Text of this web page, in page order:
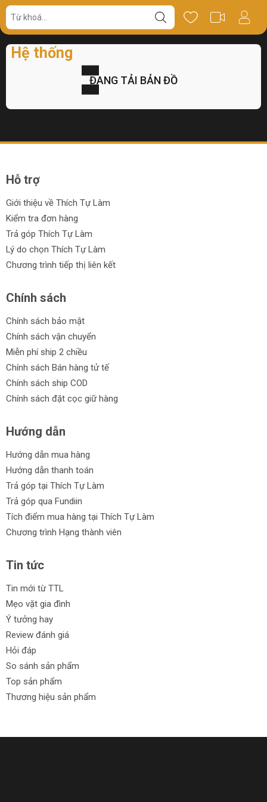
Hệ thống
ĐANG TẢI BẢN ĐỒ
Hỗ trợ
Giới thiệu về Thích Tự Làm
Kiểm tra đơn hàng
Trả góp Thích Tự Làm
Lý do chọn Thích Tự Làm
Chương trình tiếp thị liên kết
Chính sách
Chính sách bảo mật
Chính sách vận chuyển
Miễn phí ship 2 chiều
Chính sách Bán hàng tử tế
Chính sách ship COD
Chính sách đặt cọc giữ hàng
Hướng dẫn
Hướng dẫn mua hàng
Hướng dẫn thanh toán
Trả góp tại Thích Tự Làm
Trả góp qua Fundiin
Tích điểm mua hàng tại Thích Tự Làm
Chương trình Hạng thành viên
Tin tức
Tin mới từ TTL
Mẹo vặt gia đình
Ý tưởng hay
Review đánh giá
Hỏi đáp
So sánh sản phẩm
Top sản phẩm
Thương hiệu sản phẩm